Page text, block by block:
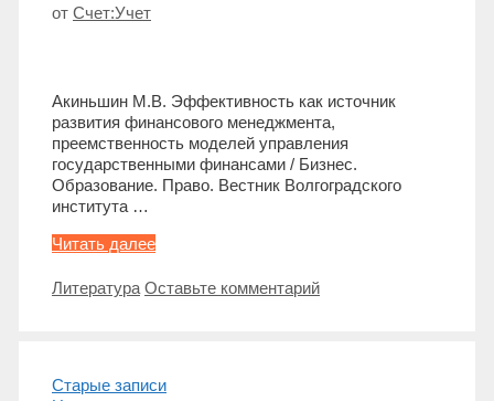
от Счет:Учет
Акиньшин М.В. Эффективность как источник
развития финансового менеджмента,
преемственность моделей управления
государственными финансами / Бизнес.
Образование. Право. Вестник Волгоградского
института …
Читать далееСписок
по
Метки
Литература Оставьте комментарий
Навигация
Старые записи